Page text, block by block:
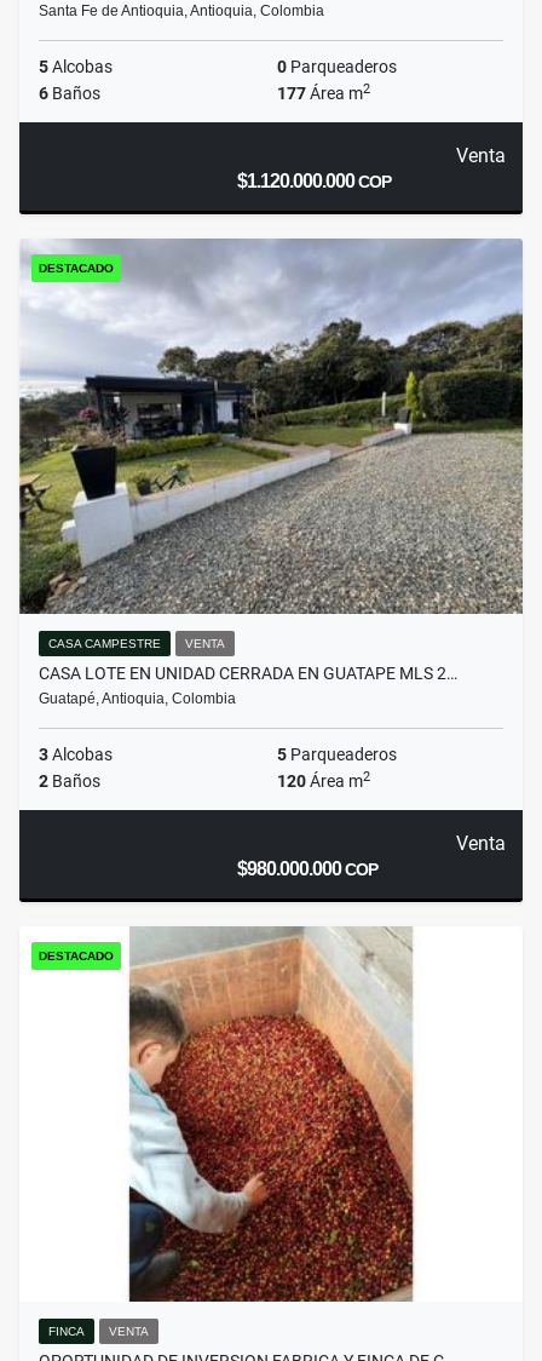
Santa Fe de Antioquia, Antioquia, Colombia
5Alcobas 0 Parqueaderos
6 Baños 177Área m2
Venta
$1.120.000.000COP
DESTACADO
CASA CAMPESTRE VENTA
CASA LOTE EN UNIDAD CERRADA EN GUATAPE MLS 2…
Guatapé, Antioquia, Colombia
3Alcobas 5 Parqueaderos
2 Baños 120Área m2
Venta
$980.000.000COP
DESTACADO
FINCA VENTA